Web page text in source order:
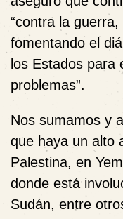
“contra la
fomentando el
los Estados para
problemas”.
Nos sumamos y
que haya un alto
Palestina, en
donde está
Sudán, entre